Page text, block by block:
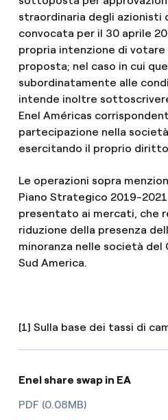
straordinaria degli azionisti
convocata per il 30 aprile
propria intenzione di
proposta; nel caso in cui
subordinatamente alle
intende inoltre
Enel Américas
partecipazione nella
esercitando il proprio
Le operazioni sopra
Piano Strategico 2019-
presentato ai mercati, che
riduzione della presenza
minoranza nelle società del
Sud America.
[1] Sulla base dei tassi di
Enel share swap in EA
PDF (0.08MB)